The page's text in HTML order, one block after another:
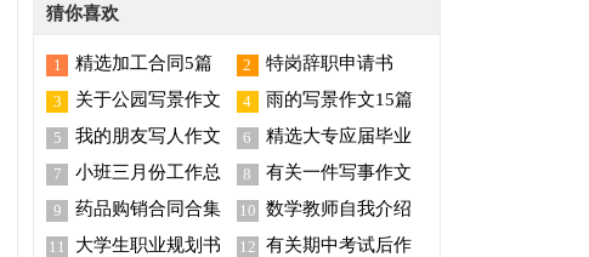
猜你喜欢
1 精选加工合同5篇 2 特岗辞职申请书
3
关于公园写景作文
300字六篇
4 雨的写景作文15篇
5
我的朋友写人作文
【热】
6
精选大专应届毕业
生求职信3篇
7
小班三月份工作总
结8篇
8
有关一件写事作文
300字汇编九篇
9
药品购销合同合集
六篇
10 数学教师自我介绍
11
大学生职业规划书
12 有关期中考试后作